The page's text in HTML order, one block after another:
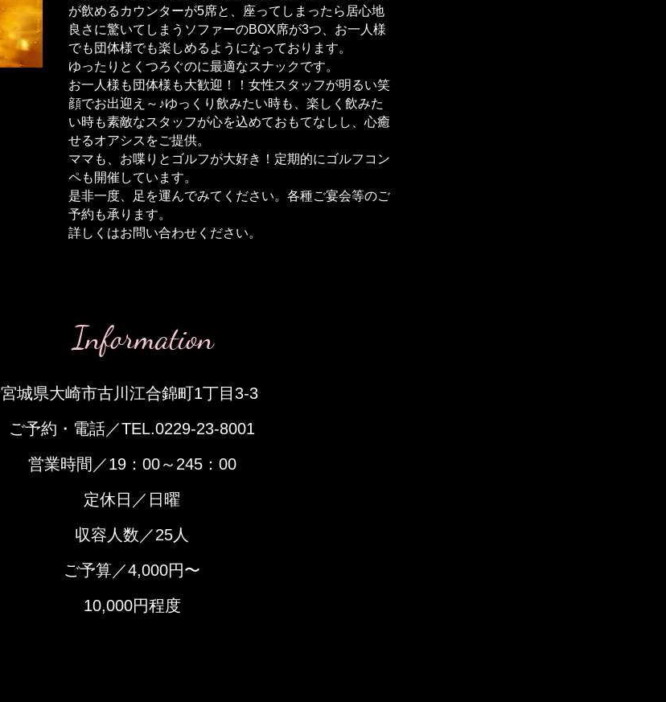
が飲めるカウンターが5席と、座ってしまったら居心地
良さに驚いてしまうソファーのBOX席が3つ、お一人様
でも団体様でも楽しめるようになっております。
ゆったりとくつろぐのに最適なスナックです。
お一人様も団体様も大歓迎！！女性スタッフが明るい笑
顔でお出迎え～♪ゆっくり飲みたい時も、楽しく飲みた
い時も素敵なスタッフが心を込めておもてなしし、心癒
せるオアシスをご提供。
ママも、お喋りとゴルフが大好き！定期的にゴルフコン
ペも開催しています。
是非一度、足を運んでみてください。各種ご宴会等のご
予約も承ります。
詳しくはお問い合わせください。
Information
宮城県大崎市古川江合錦町1丁目3-3
​ご予約・電話／TEL.0229-23-8001
営業時間／19：00～245：00
定休日／日曜
収容人数／25人
​ご予算／4,000円〜
​10,000円程度